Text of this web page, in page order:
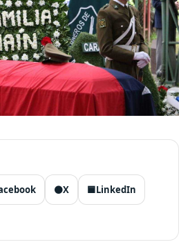
⚫X 🟦LinkedIn